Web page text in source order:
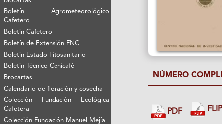
Boletín Agrometeorológico
Cafetero
Boletín Cafetero
Boletín de Extensión FNC
Boletín Estado Fitosanitario
Boletín Técnico Cenicafé
Brocartas
Calendario de floración y cosecha
Colección Fundación Ecológica
Cafetera
Colección Fundación Manuel Mejía
NÚMERO
PDF FLIP